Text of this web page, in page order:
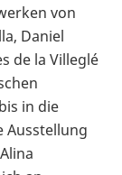
von
Daniel
de la Villeglé
in die
Ausstellung